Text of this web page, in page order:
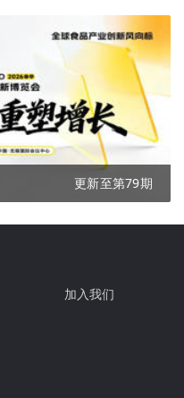
更新至第79期
加入我们